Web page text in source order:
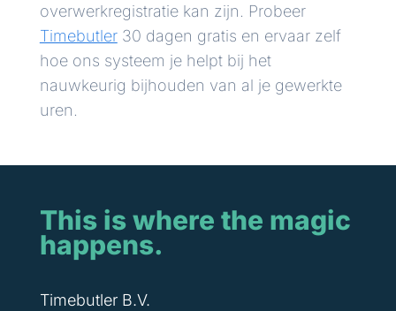
overwerkregistratie kan zijn. Probeer
Timebutler30 dagen gratis en ervaar zelf
hoe ons systeem je helpt bij het
nauwkeurig bijhouden van al je gewerkte
uren.
This is where the magic
happens.
Timebutler B.V.